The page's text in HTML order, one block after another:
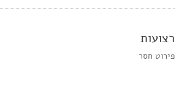
רצועות
פירוט חסר